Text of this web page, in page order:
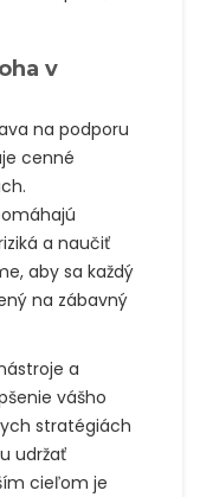
v
na podporu
cenné
a naučiť
aby sa každý
na zábavný
a
vášho
stratégiách
udržať
cieľom je